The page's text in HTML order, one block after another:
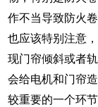
作不当导致防火
也应该特别注意
现门帘倾斜或者
会给电机和门帘
较重要的一个环